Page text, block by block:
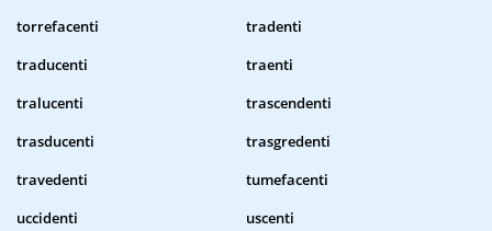
torrefacenti
tradenti
traducenti
traenti
tralucenti
trascendenti
trasducenti
trasgredenti
travedenti
tumefacenti
uccidenti
uscenti